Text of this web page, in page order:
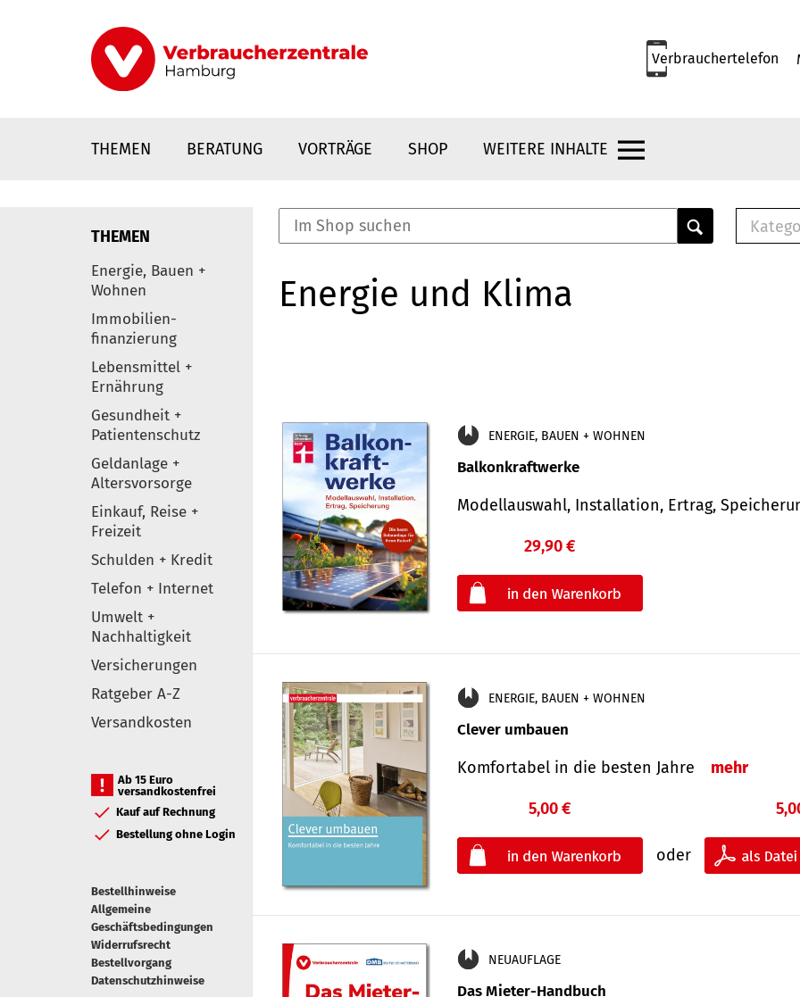
Verbrauchertelefon
THEMEN BERATUNG VORTRÄGE SHOP WEITERE INHALTE
Elemente
THEMEN
Energie, Bauen +
Wohnen
Immobilien-
finanzierung
Lebensmittel +
Ernährung
Gesundheit +
Patientenschutz
Geldanlage +
Altersvorsorge
Einkauf, Reise +
Freizeit
Schulden + Kredit
Telefon + Internet
Umwelt +
Nachhaltigkeit
Versicherungen
Ratgeber A-Z
Versandkosten
Ab 15 Euro
versandkostenfrei
Kauf auf Rechnung
Bestellung ohne Login
Bestellhinweise
Allgemeine
Geschäftsbedingungen
Widerrufsrecht
Bestellvorgang
Datenschutzhinweise
Energie und Klima
ENERGIE, BAUEN + WOHNEN
Balkonkraftwerke
Modellauswahl, Installation, Ertrag,
29,90 €
ENERGIE, BAUEN + WOHNEN
Clever umbauen
Komfortabel in die besten Jahre mehr
5,00 €
oder
NEUAUFLAGE
Das Mieter-Handbuch